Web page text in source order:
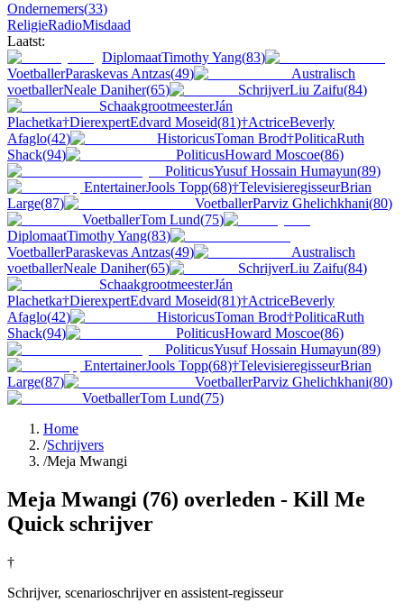
Ondernemers(33)
ReligieRadioMisdaad
Laatst:
DiplomaatTimothy Yang(83)
VoetballerParaskevas Antzas(49)
Australisch
voetballerNeale Daniher(65) SchrijverLiu Zaifu(84)
SchaakgrootmeesterJán
Plachetka†DierexpertEdvard Moseid(81)†ActriceBeverly
Afaglo(42) HistoricusToman Brod†PoliticaRuth
Shack(94) PoliticusHoward Moscoe(86)
PoliticusYusuf Hossain Humayun(89)
EntertainerJools Topp(68)†TelevisieregisseurBrian
Large(87) VoetballerParviz Ghelichkhani(80)
VoetballerTom Lund(75)
DiplomaatTimothy Yang(83)
VoetballerParaskevas Antzas(49)
Australisch
voetballerNeale Daniher(65) SchrijverLiu Zaifu(84)
SchaakgrootmeesterJán
Plachetka†DierexpertEdvard Moseid(81)†ActriceBeverly
Afaglo(42) HistoricusToman Brod†PoliticaRuth
Shack(94) PoliticusHoward Moscoe(86)
PoliticusYusuf Hossain Humayun(89)
EntertainerJools Topp(68)†TelevisieregisseurBrian
Large(87) VoetballerParviz Ghelichkhani(80)
VoetballerTom Lund(75)
Home
/Schrijvers
/Meja Mwangi
Meja Mwangi (76) overleden - Kill Me
Quick schrijver
†
Schrijver, scenarioschrijver en assistent-regisseur